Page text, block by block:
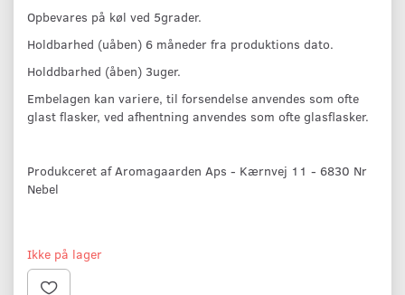
Opbevares på køl ved 5grader.
Holdbarhed (uåben) 6 måneder fra produktions dato.
Holddbarhed (åben) 3uger.
Embelagen kan variere, til forsendelse anvendes som ofte
glast flasker, ved afhentning anvendes som ofte glasflasker.
Produkceret af Aromagaarden Aps - Kærnvej 11 - 6830 Nr
Nebel
Ikke på lager